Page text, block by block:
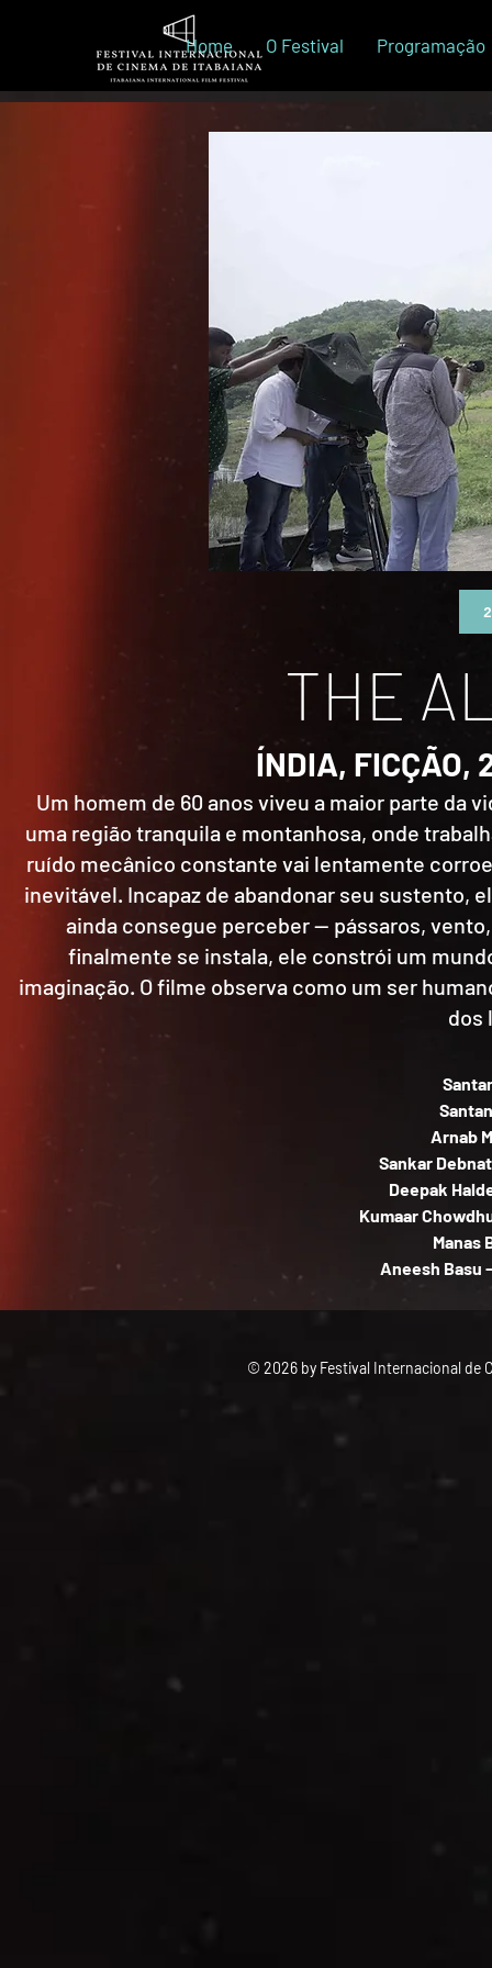
Home O Festival Programação
THE
ÍNDIA, FICÇÃO,
Um homem de 60 anos viveu a maior parte da
uma região tranquila e montanhosa, onde
ruído mecânico constante vai lentamente
inevitável. Incapaz de abandonar seu sustento,
ainda consegue perceber — pássaros,
finalmente se instala, ele constrói um
imaginação. O filme observa como um ser
dos
Arnab
Sankar
Deepak
Kumaar
Manas
Aneesh Basu
© 2026 by Festival Internacional de